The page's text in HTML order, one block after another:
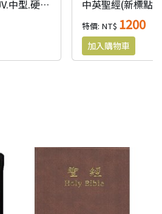
中英聖經(新標點/KJV.中型.硬面.黑) KJV/CUNP63ADI
特價: NT$ 1200